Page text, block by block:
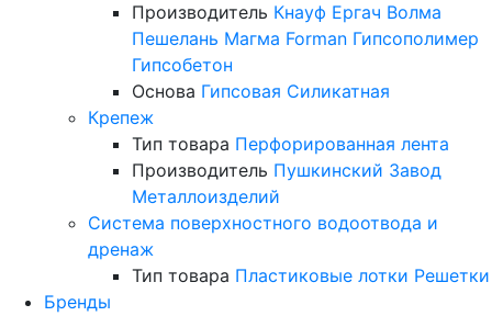
Производитель Кнауф Ергач Волма
Пешелань Магма Forman Гипсополимер
Гипсобетон
Основа Гипсовая Силикатная
Крепеж
Тип товара Перфорированная лента
Производитель Пушкинский Завод
Металлоизделий
Система поверхностного водоотвода и
дренаж
Тип товара Пластиковые лотки Решетки
Бренды